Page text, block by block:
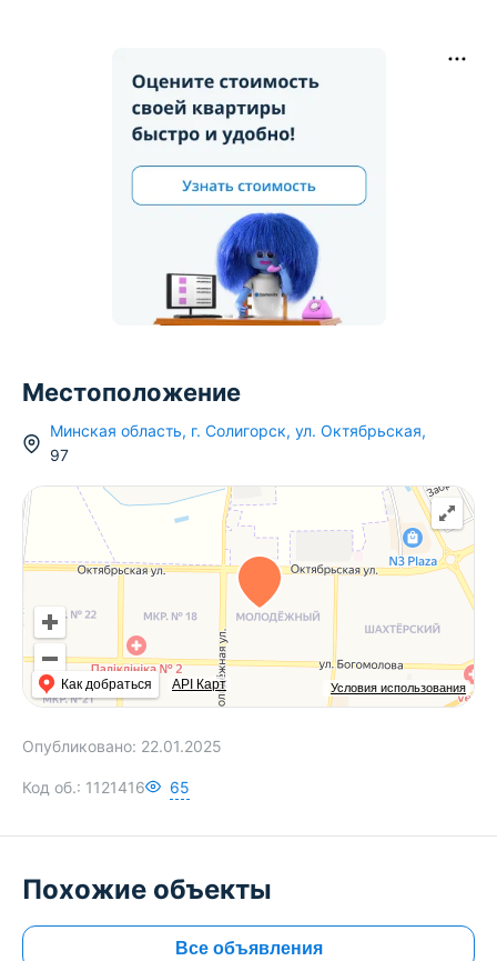
Местоположение
Минская область, г. Солигорск, ул. Октябрьская,
97
Условия использования
Как добраться API Карт
Опубликовано: 22.01.2025
Код об.: 1121416 65
Похожие объекты
Все объявления